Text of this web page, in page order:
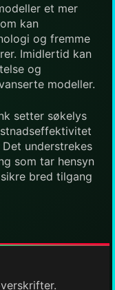
et mer
kan
og fremme
Imidlertid kan
og
modeller.
setter søkelys
understrekes
som tar hensyn
bred tilgang